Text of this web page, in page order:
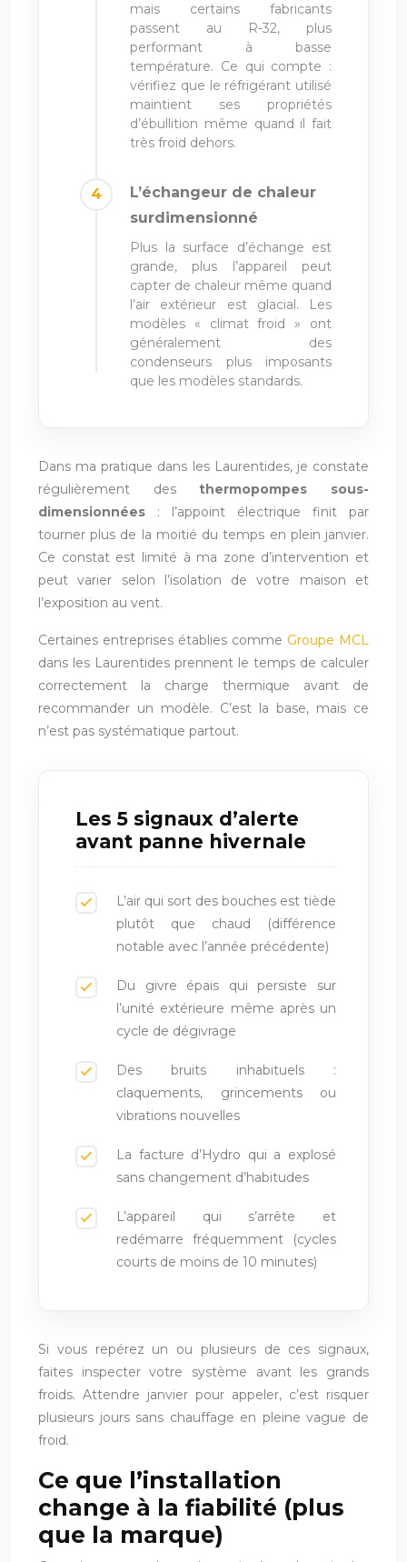
mais certains fabricants
passent au R-32, plus
performant à basse
température. Ce qui compte :
vérifiez que le réfrigérant utilisé
maintient ses propriétés
d’ébullition même quand il fait
très froid dehors.
L’échangeur de chaleur
surdimensionné
Plus la surface d’échange est
grande, plus l’appareil peut
capter de chaleur même quand
l’air extérieur est glacial. Les
modèles « climat froid » ont
généralement des
condenseurs plus imposants
que les modèles standards.
Dans ma pratique dans les Laurentides, je constate
régulièrement des thermopompes sous-
dimensionnées : l’appoint électrique finit par
tourner plus de la moitié du temps en plein janvier.
Ce constat est limité à ma zone d’intervention et
peut varier selon l’isolation de votre maison et
l’exposition au vent.
Certaines entreprises établies comme Groupe MCL
dans les Laurentides prennent le temps de calculer
correctement la charge thermique avant de
recommander un modèle. C’est la base, mais ce
n’est pas systématique partout.
Les 5 signaux d’alerte
avant panne hivernale
L’air qui sort des bouches est tiède
plutôt que chaud (différence
notable avec l’année précédente)
Du givre épais qui persiste sur
l’unité extérieure même après un
cycle de dégivrage
Des bruits inhabituels :
claquements, grincements ou
vibrations nouvelles
La facture d’Hydro qui a explosé
sans changement d’habitudes
L’appareil qui s’arrête et
redémarre fréquemment (cycles
courts de moins de 10 minutes)
Si vous repérez un ou plusieurs de ces signaux,
faites inspecter votre système avant les grands
froids. Attendre janvier pour appeler, c’est risquer
plusieurs jours sans chauffage en pleine vague de
froid.
Ce que l’installation
change à la fiabilité (plus
que la marque)